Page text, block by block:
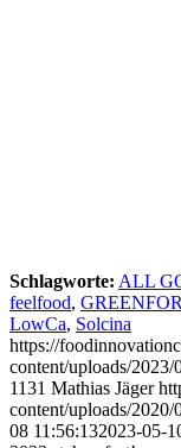
Schlagworte: ALL
feelfood,
LowCa, Solcina
https://
content/uploads/
1131 Mathias Jäger
content/uploads/
08 11:56:132023-05-